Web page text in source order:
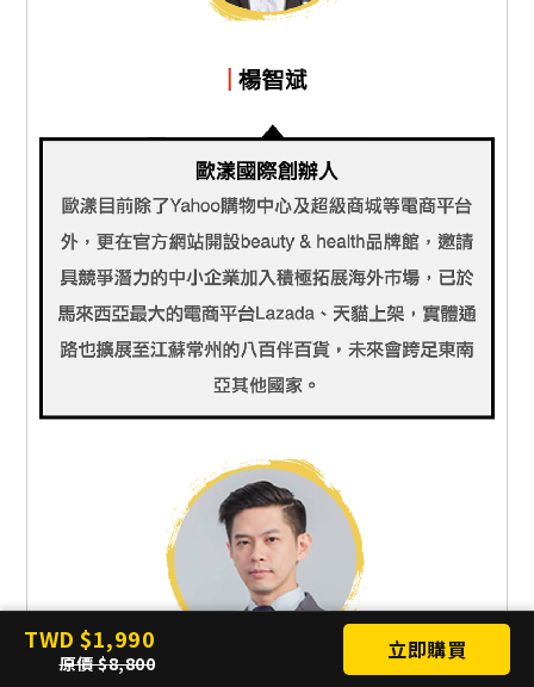
TWD 1,990
原價 8,800 立即購買